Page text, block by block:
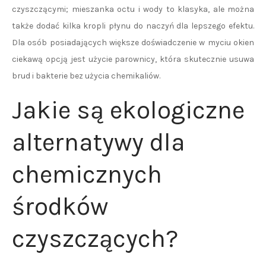
czyszczącymi; mieszanka octu i wody to klasyka, ale można
także dodać kilka kropli płynu do naczyń dla lepszego efektu.
Dla osób posiadających większe doświadczenie w myciu okien
ciekawą opcją jest użycie parownicy, która skutecznie usuwa
brud i bakterie bez użycia chemikaliów.
Jakie są ekologiczne
alternatywy dla
chemicznych
środków
czyszczących?